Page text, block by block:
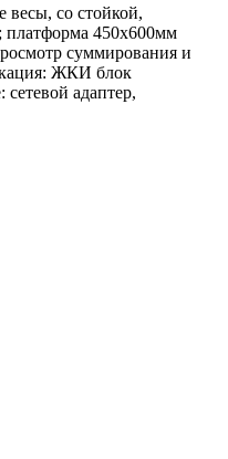
весы, со стойкой,
450х600мм
cуммирования и
ЖКИ блок
адаптер,